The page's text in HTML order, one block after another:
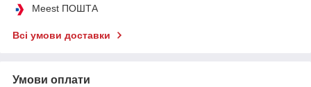
Meest ПОШТА
Всі умови доставки
Умови оплати